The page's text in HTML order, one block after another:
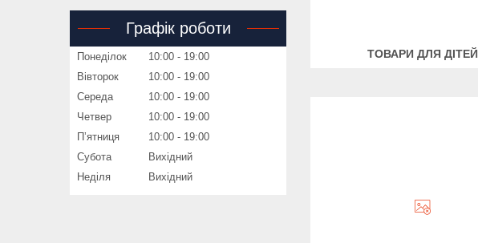
ТОВАРИ ДЛЯ ДІТЕЙ
Графік роботи
Понеділок 10:00
19:00
Вівторок
10:00
19:00
Середа
10:00
19:00
Четвер
10:00
19:00
Пʼятниця
10:00
19:00
Субота
Вихідний
Неділя
Вихідний